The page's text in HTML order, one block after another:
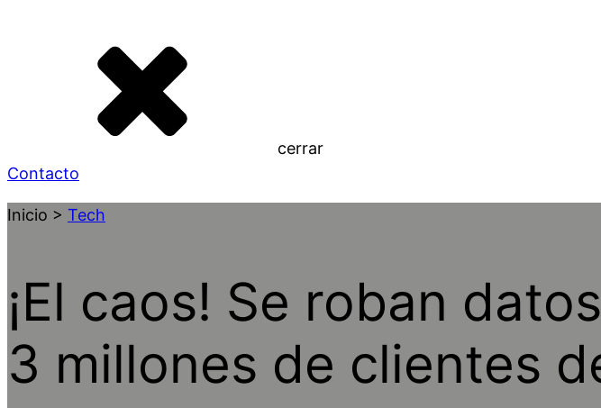
cerrar
Contacto
Inicio > Tech
¡El caos! Se roban
3 millones de clientes